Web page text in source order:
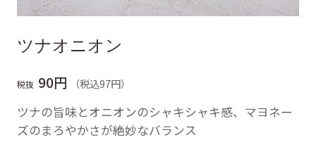
ツナオニオン
税抜 90円 （税込97円）
ツナの旨味とオニオンのシャキシャキ感、マヨネー
ズのまろやかさが絶妙なバランス